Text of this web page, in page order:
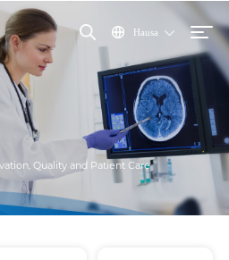
Hausa
Quality and Patient Care